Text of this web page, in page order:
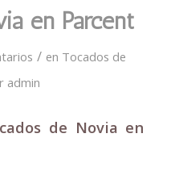
en Parcent
/ en Tocados de
admin
de Novia en